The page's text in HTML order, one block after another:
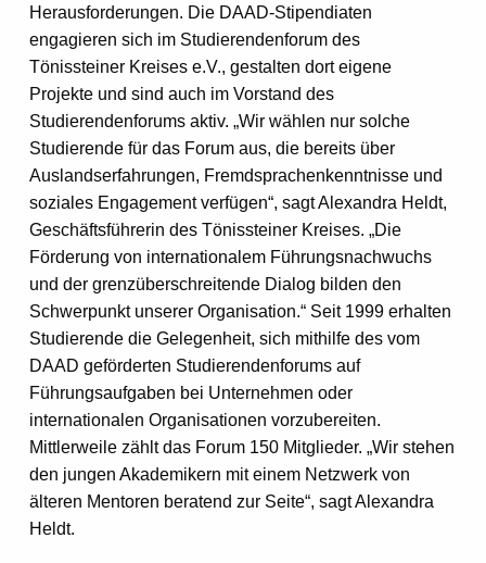
Herausforderungen. Die DAAD-Stipendiaten
engagieren sich im Studierendenforum des
Tönissteiner Kreises e.V., gestalten dort eigene
Projekte und sind auch im Vorstand des
Studierendenforums aktiv. „Wir wählen nur solche
Studierende für das Forum aus, die bereits über
Auslandserfahrungen, Fremdsprachenkenntnisse und
soziales Engagement verfügen“, sagt Alexandra Heldt,
Geschäftsführerin des Tönissteiner Kreises. „Die
Förderung von internationalem Führungsnachwuchs
und der grenzüberschreitende Dialog bilden den
Schwerpunkt unserer Organisation.“ Seit 1999 erhalten
Studierende die Gelegenheit, sich mithilfe des vom
DAAD geförderten Studierendenforums auf
Führungsaufgaben bei Unternehmen oder
internationalen Organisationen vorzubereiten.
Mittlerweile zählt das Forum 150 Mitglieder. „Wir stehen
den jungen Akademikern mit einem Netzwerk von
älteren Mentoren beratend zur Seite“, sagt Alexandra
Heldt.